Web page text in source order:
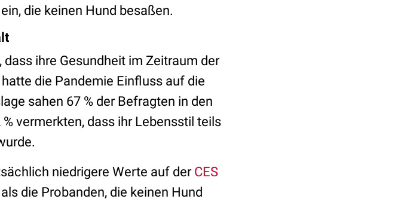
die keinen Hund besaßen.
ihre Gesundheit im Zeitraum der
die Pandemie Einfluss auf die
sahen 67 % der Befragten in den
vermerkten, dass ihr Lebensstil teils
niedrigere Werte auf derCES
die Probanden, die keinen Hund